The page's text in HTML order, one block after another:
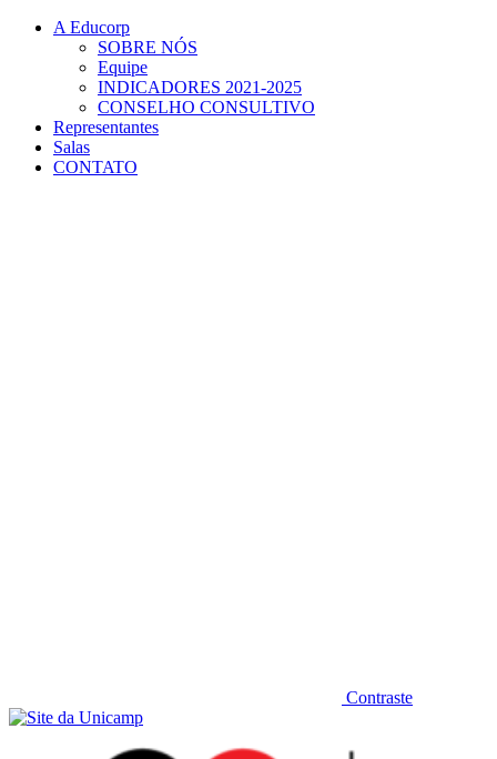
Conteúdo principal
A Educorp
SOBRE NÓS
Equipe
INDICADORES 2021-2025
CONSELHO CONSULTIVO
Representantes
Salas
CONTATO
Contraste